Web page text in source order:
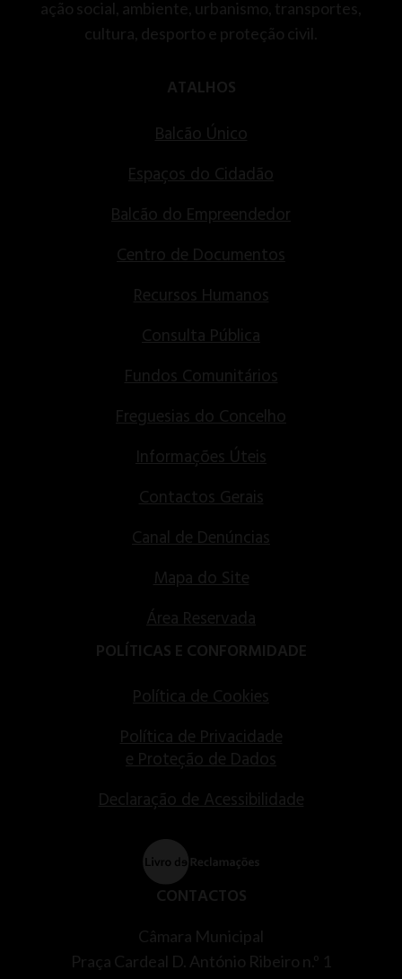
ação social, ambiente, urbanismo, transportes,
cultura, desporto e proteção civil.
ATALHOS
Balcão Único
Espaços do Cidadão
Balcão do Empreendedor
Centro de Documentos
Recursos Humanos
Consulta Pública
Fundos Comunitários
Freguesias do Concelho
Informações Úteis
Contactos Gerais
Canal de Denúncias
Mapa do Site
Área Reservada
POLÍTICAS E CONFORMIDADE
Política de Cookies
Política de Privacidade
e Proteção de Dados
Declaração de Acessibilidade
CONTACTOS
Câmara Municipal
Praça Cardeal D. António Ribeiro n.º 1